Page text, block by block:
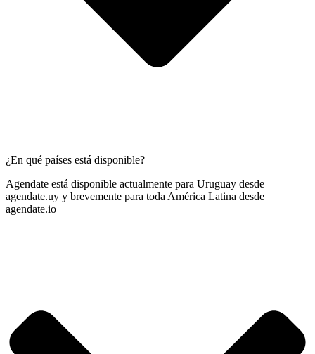
¿En qué países está disponible?
Agendate está disponible actualmente para Uruguay desde
agendate.uy y brevemente para toda América Latina desde
agendate.io